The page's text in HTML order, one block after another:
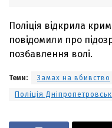
Поліція відкрила
повідомили про
позбавлення волі.
Теми:
Замах на вбивство
Поліція